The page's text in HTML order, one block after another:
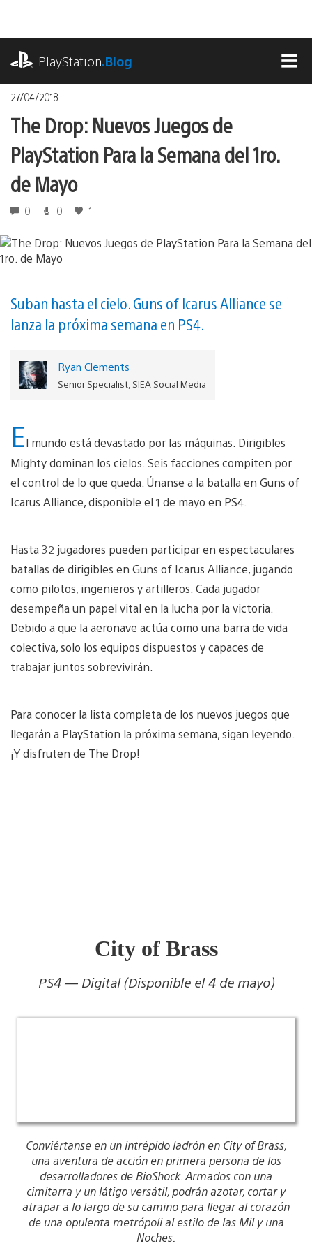
contenido
PlayStation.Blog
27/04/2018
The Drop: Nuevos Juegos de
PlayStation Para la Semana del 1ro.
de Mayo
0 0 1
Suban hasta el cielo. Guns of Icarus Alliance se
lanza la próxima semana en PS4.
Ryan Clements
Senior Specialist, SIEA Social Media
El mundo está devastado por las máquinas. Dirigibles
Mighty dominan los cielos. Seis facciones compiten por
el control de lo que queda. Únanse a la batalla en Guns of
Icarus Alliance, disponible el 1 de mayo en PS4.
Hasta 32 jugadores pueden participar en espectaculares
batallas de dirigibles en Guns of Icarus Alliance, jugando
como pilotos, ingenieros y artilleros. Cada jugador
desempeña un papel vital en la lucha por la victoria.
Debido a que la aeronave actúa como una barra de vida
colectiva, solo los equipos dispuestos y capaces de
trabajar juntos sobrevivirán.
Para conocer la lista completa de los nuevos juegos que
llegarán a PlayStation la próxima semana, sigan leyendo.
¡Y disfruten de The Drop!
City of Brass
PS4 — Digital (Disponible el 4 de mayo)
Conviértanse en un intrépido ladrón en City of Brass,
una aventura de acción en primera persona de los
desarrolladores de BioShock. Armados con una
cimitarra y un látigo versátil, podrán azotar, cortar y
atrapar a lo largo de su camino para llegar al corazón
de una opulenta metrópoli al estilo de las Mil y una
Noches.